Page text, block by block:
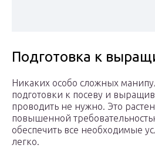
Подготовка к
Никаких особо сложных
подготовки к посеву и
проводить не нужно. Это
повышенной
обеспечить все необходимые
легко.